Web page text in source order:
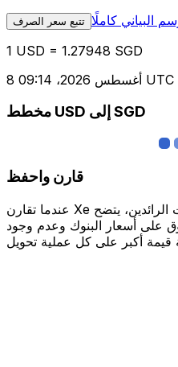
تتبع سعر الصرف البياني كاملًا
1 USD = 1.27948 SGD
8 أغسطس 2026، 09:14 UTC
مخطط USD إلى SGD
قارن واحفظ
عندما تقارن Xe بالبنوك الرائدة ومقدمي الخدمات الرائدين، يتضح
على أسعار البنوك وعدم وجود